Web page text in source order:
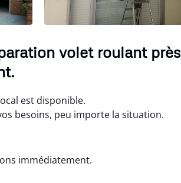
volet roulant près
est disponible.
besoins, peu importe la situation.
immédiatement.